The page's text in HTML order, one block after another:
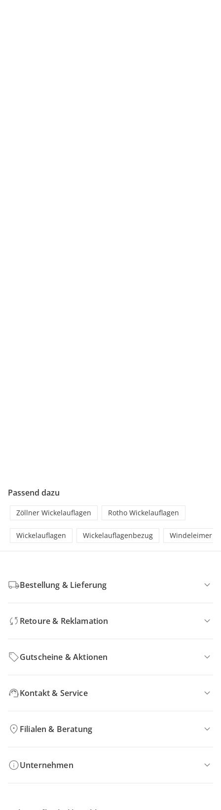
Passend dazu
Zöllner Wickelauflagen Rotho Wickelauflagen
Wickelauflagen Wickelauflagenbezug Windeleimer
Bestellung & Lieferung
Retoure & Reklamation
Gutscheine & Aktionen
Kontakt & Service
Filialen & Beratung
Unternehmen